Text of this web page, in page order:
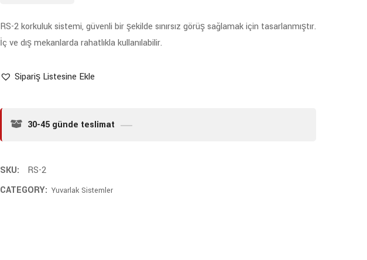
RS-2 korkuluk sistemi, güvenli bir şekilde sınırsız görüş sağlamak için tasarlanmıştır.
İç ve dış mekanlarda rahatlıkla kullanılabilir.
Sipariş Listesine Ekle
30-45 günde teslimat
SKU:
RS-2
CATEGORY: Yuvarlak Sistemler